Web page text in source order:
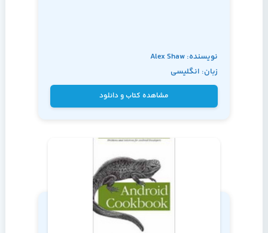
نویسنده: Alex Shaw
زبان: انگلیسی
مشاهده کتاب و دانلود